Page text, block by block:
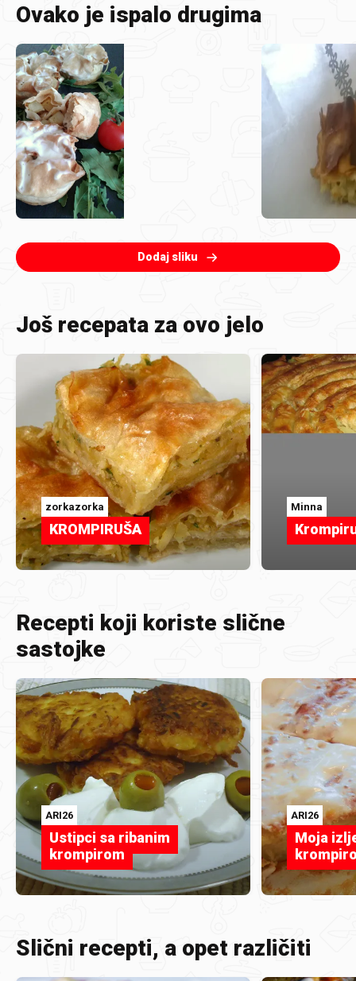
Ovako je ispalo drugima
Dodaj sliku
Još recepata za ovo jelo
zorkazorka
KROMPIRUŠA
Minna
Recepti koji koriste slične
sastojke
ARI26
Ustipci sa ribanim
krompirom
ARI26
Moja
Slični recepti, a opet različiti